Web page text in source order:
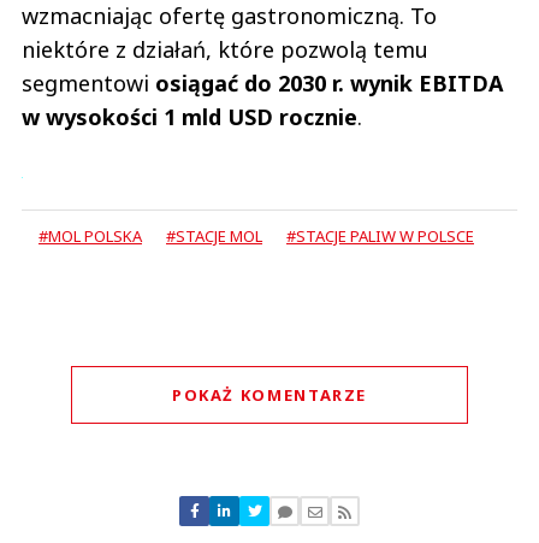
wzmacniając ofertę gastronomiczną. To
niektóre z działań, które pozwolą temu
segmentowi osiągać do 2030 r. wynik EBITDA
w wysokości 1 mld USD rocznie.
#MOL POLSKA #STACJE MOL #STACJE PALIW W POLSCE
POKAŻ KOMENTARZE
Nie znaleziono komentarzy
Zostaw swoje komentarze